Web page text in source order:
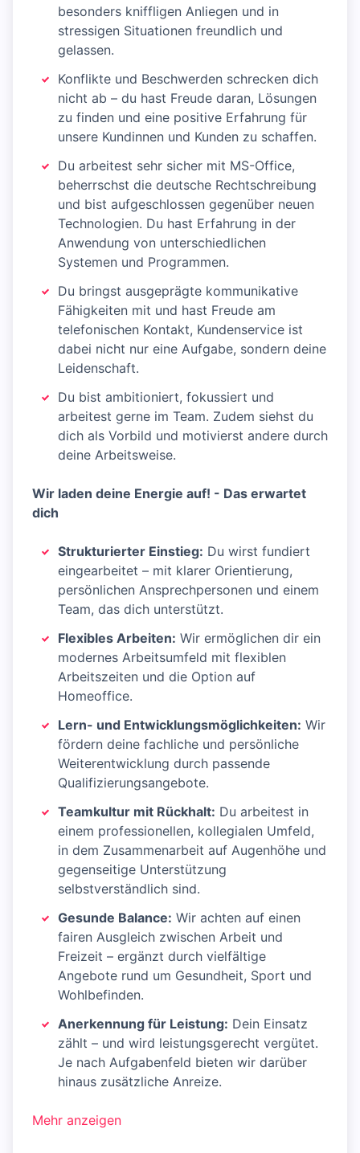
besonders kniffligen Anliegen und in
stressigen Situationen freundlich und
gelassen.
Konflikte und Beschwerden schrecken dich
nicht ab – du hast Freude daran, Lösungen
zu finden und eine positive Erfahrung für
unsere Kundinnen und Kunden zu schaffen.
Du arbeitest sehr sicher mit MS-Office,
beherrschst die deutsche Rechtschreibung
und bist aufgeschlossen gegenüber neuen
Technologien. Du hast Erfahrung in der
Anwendung von unterschiedlichen
Systemen und Programmen.
Du bringst ausgeprägte kommunikative
Fähigkeiten mit und hast Freude am
telefonischen Kontakt, Kundenservice ist
dabei nicht nur eine Aufgabe, sondern deine
Leidenschaft.
Du bist ambitioniert, fokussiert und
arbeitest gerne im Team. Zudem siehst du
dich als Vorbild und motivierst andere durch
deine Arbeitsweise.
Wir laden deine Energie auf! - Das erwartet
dich
Strukturierter Einstieg: Du wirst fundiert
eingearbeitet – mit klarer Orientierung,
persönlichen Ansprechpersonen und einem
Team, das dich unterstützt.
Flexibles Arbeiten: Wir ermöglichen dir ein
modernes Arbeitsumfeld mit flexiblen
Arbeitszeiten und die Option auf
Homeoffice.
Lern- und Entwicklungsmöglichkeiten: Wir
fördern deine fachliche und persönliche
Weiterentwicklung durch passende
Qualifizierungsangebote.
Teamkultur mit Rückhalt: Du arbeitest in
einem professionellen, kollegialen Umfeld,
in dem Zusammenarbeit auf Augenhöhe und
gegenseitige Unterstützung
selbstverständlich sind.
Gesunde Balance: Wir achten auf einen
fairen Ausgleich zwischen Arbeit und
Freizeit – ergänzt durch vielfältige
Angebote rund um Gesundheit, Sport und
Wohlbefinden.
Anerkennung für Leistung: Dein Einsatz
zählt – und wird leistungsgerecht vergütet.
Je nach Aufgabenfeld bieten wir darüber
hinaus zusätzliche Anreize.
Mehr anzeigen